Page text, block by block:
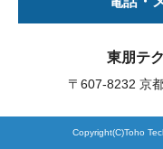
東朋テ
〒607-8232 京
Copyright(C)Toho